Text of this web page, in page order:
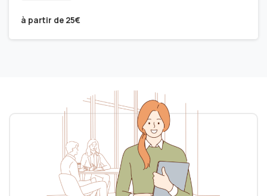
à partir de 25€